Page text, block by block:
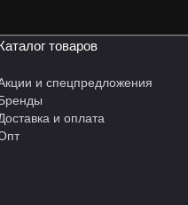
товаров
и спецпредложения
и оплата